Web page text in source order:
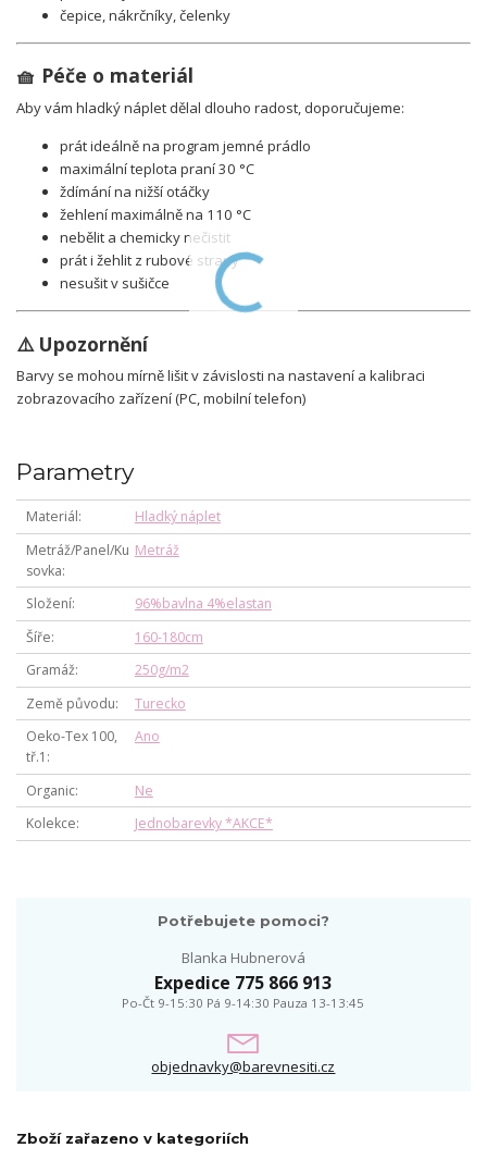
čepice, nákrčníky, čelenky
🧺 Péče o materiál
Aby vám hladkýnáplet dělal dlouho radost, doporučujeme:
prát ideálně na program jemné prádlo
maximální teplota praní 30 °C
ždímání na nižší otáčky
žehlení maximálně na 110 °C
nebělit a chemicky nečistit
prát i žehlit z rubové strany
nesušit v sušičce
⚠️ Upozornění
Barvy se mohou mírně lišit v závislosti na nastavení a kalibraci
zobrazovacího zařízení (PC, mobilní telefon)
Parametry
Materiál
Hladký náplet
Metráž/Panel/Ku
sovka
Metráž
Složení
96%bavlna 4%elastan
Šíře
160-180cm
Gramáž
250g/m2
Země původu
Turecko
Oeko-Tex 100,
tř.1
Ano
Organic
Ne
Kolekce
Jednobarevky *AKCE*
Potřebujete pomoci?
Blanka Hubnerová
Expedice 775 866 913
Po-Čt 9-15:30 Pá 9-14:30 Pauza 13-13:45
objednavky@barevnesiti.cz
Zboží zařazeno v kategoriích